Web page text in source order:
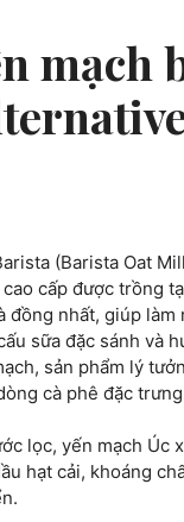
mạch
(Barista Oat
cao cấp được trồng
đồng nhất, giúp làm
sữa đặc sánh và
sản phẩm lý
cà phê đặc
lọc, yến mạch Úc
hạt cải, khoáng